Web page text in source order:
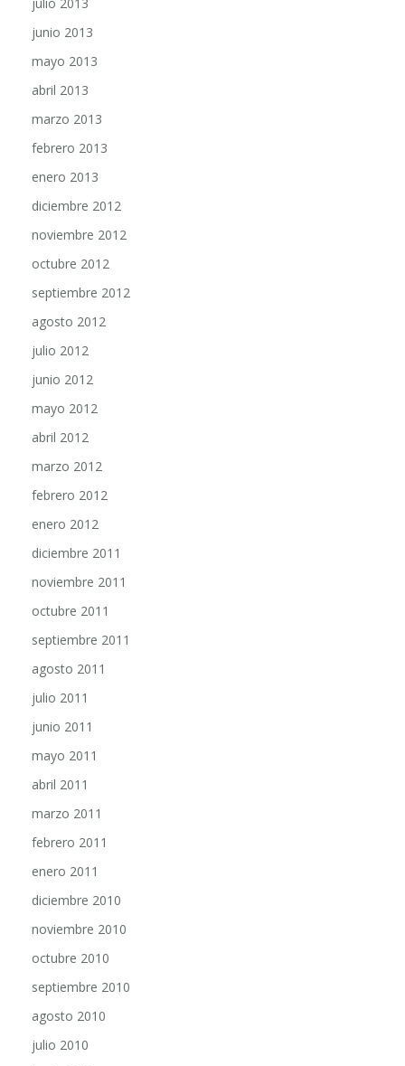
junio 2013
mayo 2013
abril 2013
marzo 2013
febrero 2013
enero 2013
diciembre 2012
noviembre 2012
octubre 2012
septiembre 2012
agosto 2012
julio 2012
junio 2012
mayo 2012
abril 2012
marzo 2012
febrero 2012
enero 2012
diciembre 2011
noviembre 2011
octubre 2011
septiembre 2011
agosto 2011
julio 2011
junio 2011
mayo 2011
abril 2011
marzo 2011
febrero 2011
enero 2011
diciembre 2010
noviembre 2010
octubre 2010
septiembre 2010
agosto 2010
julio 2010
junio 2010